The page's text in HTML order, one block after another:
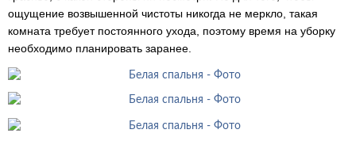
ощущение возвышенной чистоты никогда не меркло, такая
комната требует постоянного ухода, поэтому время на уборку
необходимо планировать заранее.